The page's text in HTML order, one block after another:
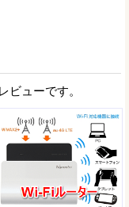
ビューです。